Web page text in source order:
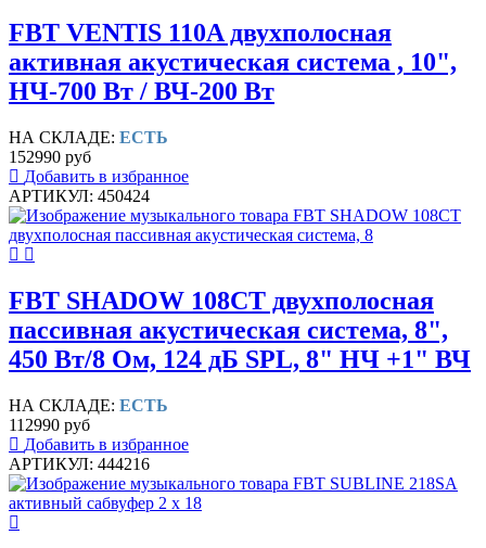
FBT VENTIS 110A двухполосная
активная акустическая система , 10",
НЧ-700 Вт / ВЧ-200 Вт
НА СКЛАДЕ: ЕСТЬ
152990 руб
Добавить в избранное
АРТИКУЛ: 450424
FBT SHADOW 108CT двухполосная
пассивная акустическая система, 8",
450 Вт/8 Ом, 124 дБ SPL, 8" НЧ +1" ВЧ
НА СКЛАДЕ: ЕСТЬ
112990 руб
Добавить в избранное
АРТИКУЛ: 444216